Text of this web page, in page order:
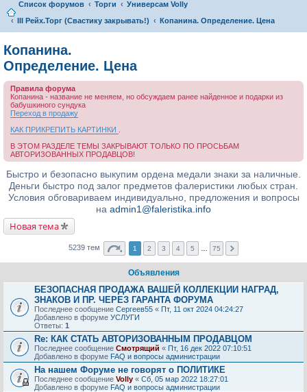
Список форумов Торги
Универсам Volly
III Рейх.Торг (Свастику закрывать!)
Копанина. Определение. Цена
Копанина.
Определение. Цена
Правила форума
Копанина - название не меняем, но обсуждаем ранее найденное и подарки из
бабушкиного сундука
Переход в продажу
КАК ПРИКРЕПИТЬ КАРТИНКИ
В ЭТОМ РАЗДЕЛЕ ТЕМЫ ЗАКРЫВАЮТ ТОЛЬКО ПО ПРОСЬБАМ
АВТОРИЗОВАННЫХ ПРОДАВЦОВ!
Быстро и безопасно выкупим ордена медали знаки за наличные.
Деньги быстро под залог предметов фалеристики любых стран.
Условия обговариваем индивидуально, предложения и вопросы
на admin1@faleristika.info
Новая тема
5239 тем 1 2 3 4 5 75
Объявления
БЕЗОПАСНАЯ ПРОДАЖА ВАШЕЙ КОЛЛЕКЦИИ НАГРАД,
ЗНАКОВ И ПР. ЧЕРЕЗ ГАРАНТА ФОРУМА
Последнее сообщение Сергеев55 « Пт, 11 окт 2024 04:24:27
Добавлено в форуме УСЛУГИ
Ответы: 1
Re: КАК СТАТЬ АВТОРИЗОВАННЫМ ПРОДАВЦОМ
Последнее сообщение Смотрящий « Пт, 16 дек 2022 07:10:51
Добавлено в форуме FAQ и вопросы администрации
На нашем Форуме не говорят о ПОЛИТИКЕ
Последнее сообщение Volly « Сб, 05 мар 2022 18:27:01
Добавлено в форуме FAQ и вопросы администрации